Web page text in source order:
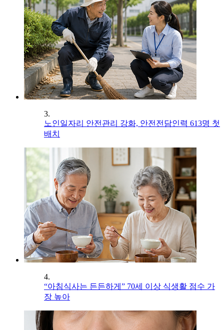
3.
노인일자리 안전관리 강화, 안전전담인력 613명 첫
배치
4.
“아침식사는 든든하게” 70세 이상 식생활 점수 가
장 높아